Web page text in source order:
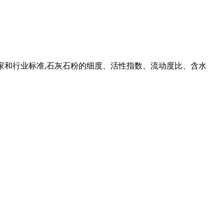
行业标准,石灰石粉的细度、活性指数、流动度比、含水